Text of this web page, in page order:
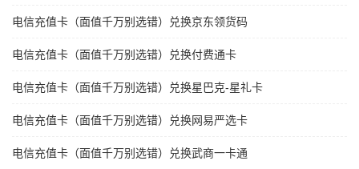
电信充值卡（面值千万别选错）兑换京东领货码
电信充值卡（面值千万别选错）兑换付费通卡
电信充值卡（面值千万别选错）兑换星巴克-星礼卡
电信充值卡（面值千万别选错）兑换网易严选卡
电信充值卡（面值千万别选错）兑换武商一卡通